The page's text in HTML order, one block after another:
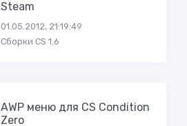
Steam
01.05.2012, 21:19:49
Сборки CS 1.6
AWP меню для CS Condition
Zero